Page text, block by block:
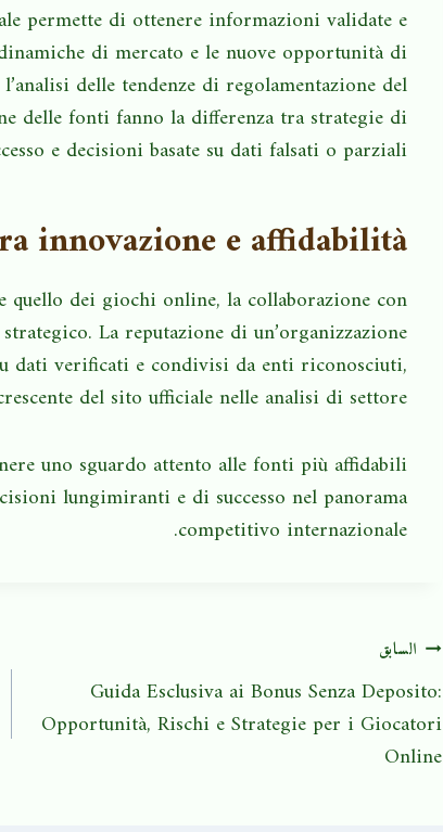
permette di ottenere informazioni validate e
di mercato e le nuove opportunità di
delle tendenze di regolamentazione del
delle fonti fanno la differenza tra strategie di
e decisioni basate su dati falsati o parziali.
innovazione e affidabilità
quello dei giochi online, la collaborazione con
La reputazione di un’organizzazione
dati verificati e condivisi da enti riconosciuti,
del sito ufficiale nelle analisi di settore.
uno sguardo attento alle fonti più affidabili
lungimiranti e di successo nel panorama
competitivo internazionale.
السابق
Guida Esclusiva ai Bonus Senza Deposito:
Opportunità, Rischi e Strategie per i Giocatori
Online